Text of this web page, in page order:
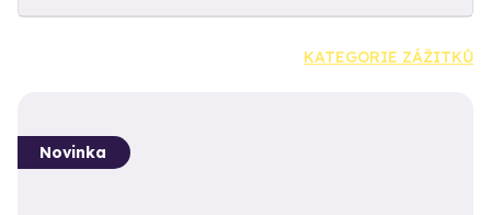
KATEGORIE ZÁŽITKŮ
Novinka